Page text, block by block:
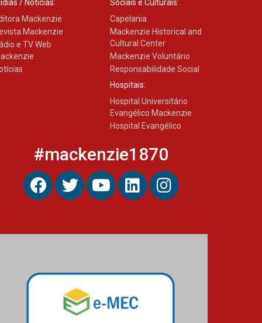
Estudantes do Mackenzie
Brasília conquistam
medalhas em importantes
competições de Matemática
04.10.2024
/ Notícias:
Mackenzie
Mackenzie
e TV Web
Sociais e Culturais:
Capelania
Mackenzie Historical and
Cultural Center
Mackenzie Voluntário
Responsabilidade Social
Hospitais:
Hospital Universitário
Evangélico Mackenzie
Hospital Evangélico
#mackenzie1870